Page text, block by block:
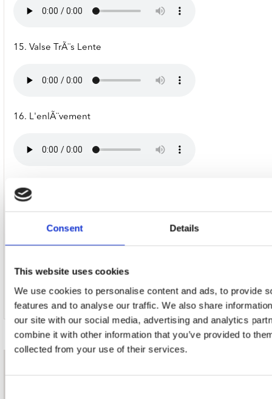
Consent Details
This website uses cookies
We use cookies to personalise content and ads, to provide
features and to analyse our traffic. We also share
our site with our social media, advertising and analytics
combine it with other information that you’ve provided to
collected from your use of their services.
15. Valse TrÃ¨s Lente
16. L'enlÃ¨vement
17. Grave